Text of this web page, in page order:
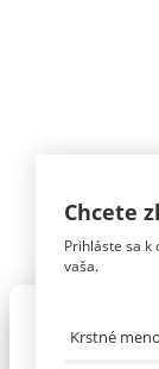
Pre základnú
účely a v
využívame
Chcete
Prihláste sa k
vaša.